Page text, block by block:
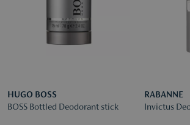
HUGO BOSS
BOSS Bottled Deodorant stick
RABANNE
Invictus